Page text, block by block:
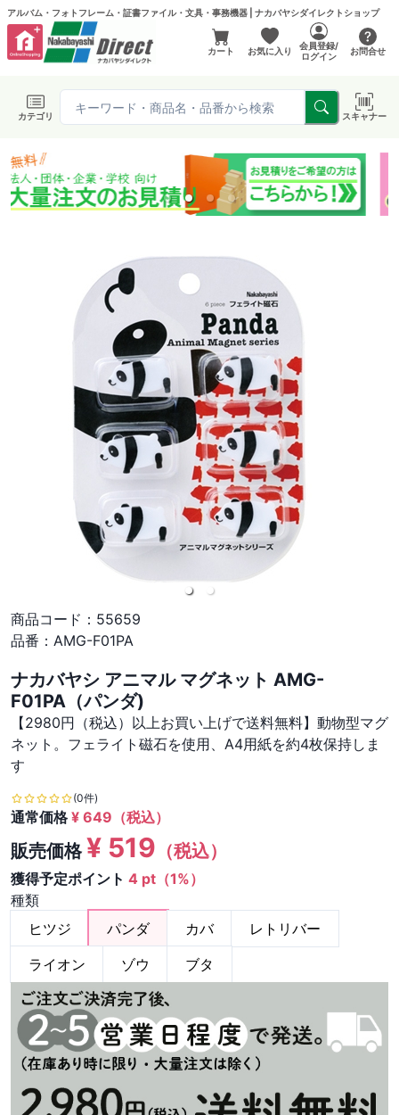
アルバム・フォトフレーム・証書ファイル・文具・事務機器 | ナカバヤシダイレクトショップ
カート お気に入り
会員登録/
ログイン
お問合せ
カテゴリ スキャナー
商品コード： 55659
品番： AMG-F01PA
ナカバヤシ アニマル マグネット AMG-
F01PA（パンダ)
【2980円（税込）以上お買い上げで送料無料】動物型マグ
ネット。フェライト磁石を使用、A4用紙を約4枚保持しま
す
(0件)
通常価格¥ 649 （税込）
販売価格¥ 519 （税込）
獲得予定ポイント 4 pt（1%）
種類
ヒツジ
パンダ カバ
レトリバー
ライオン
ゾウ ブタ